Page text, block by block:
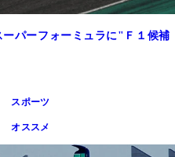
パーフォーミュラに"Ｆ１候補
スポーツ
オススメ